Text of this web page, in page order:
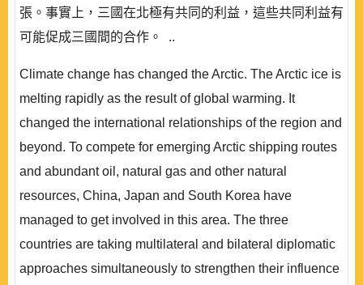
張。事實上，三國在北極有共同的利益，這些共同利益有
可能促成三國間的合作。 ..
Climate change has changed the Arctic. The Arctic ice is
melting rapidly as the result of global warming. It
changed the international relationships of the region and
beyond. To compete for emerging Arctic shipping routes
and abundant oil, natural gas and other natural
resources, China, Japan and South Korea have
managed to get involved in this area. The three
countries are taking multilateral and bilateral diplomatic
approaches simultaneously to strengthen their influence